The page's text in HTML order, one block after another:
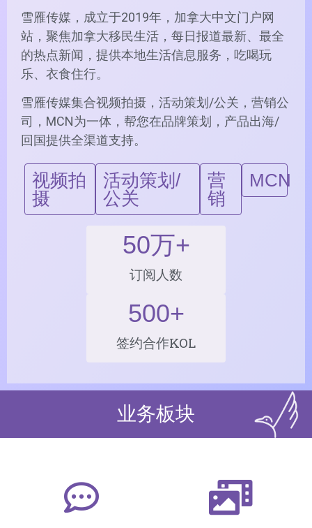
雪雁传媒，成立于2019年，加拿大中文门户网
站，聚焦加拿大移民生活，每日报道最新、最全
的热点新闻，提供本地生活信息服务，吃喝玩
乐、衣食住行。
雪雁传媒集合视频拍摄，活动策划/公关，营销公
司，MCN为一体，帮您在品牌策划，产品出海/
回国提供全渠道支持。
视频拍
摄
活动策划/
公关
营
销
MCN
50万+
订阅人数
500+
签约合作KOL
业务板块